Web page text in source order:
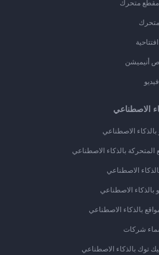
مقطع متحرك
أنيميشن
الاصطناعي
بالذكاء الاصطناعي
المتحركة بالذكاء الاصطناعي
الاصطناعي
بالذكاء الاصطناعي
بالذكاء الاصطناعي
شركات
توك بالذكاء الاصطناعي